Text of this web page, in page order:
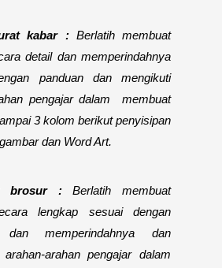
kabar : Berlatih membuat
detail dan memperindahnya
panduan dan mengikuti
pengajar dalam membuat
3 kolom berikut penyisipan
dan Word Art.
brosur :Berlatih membuat
lengkap sesuai dengan
dan memperindahnya dan
arahan-arahan pengajar dalam